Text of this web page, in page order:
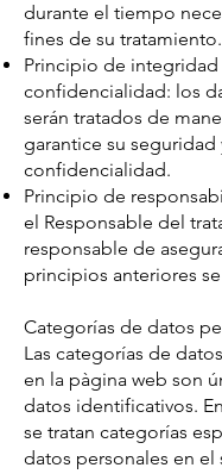
durante el tiempo
fines de su tratamiento.
Principio de integridad
confidencialidad: los
serán tratados de
garantice su seguridad
confidencialidad.
Principio de
el Responsable del
responsable de
principios anteriores
Categorías de datos
Las categorías de
en la pàgina web son
datos identificativos.
se tratan categorías
datos personales en